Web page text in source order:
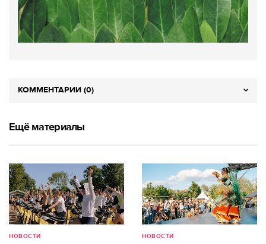
КОММЕНТАРИИ (0)
Ещё материалы
НОВОСТИ НОВОСТИ